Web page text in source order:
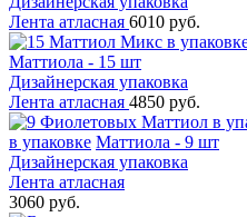
Лента атласная 6010 руб.
Маттиола - 15 шт
Дизайнерская упаковка
Лента атласная 4850 руб.
в упаковке Маттиола - 9 шт
Дизайнерская упаковка
Лента атласная
3060 руб.